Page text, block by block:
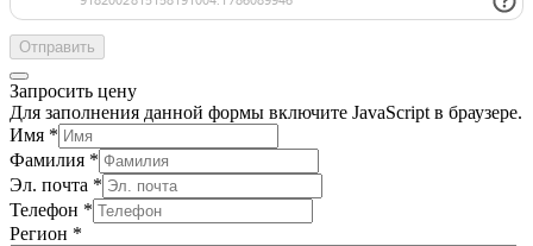
Отправить
Запросить цену
Для заполнения данной формы включите JavaScript в браузере.
Имя *
Фамилия *
Эл. почта *
Телефон *
Регион *